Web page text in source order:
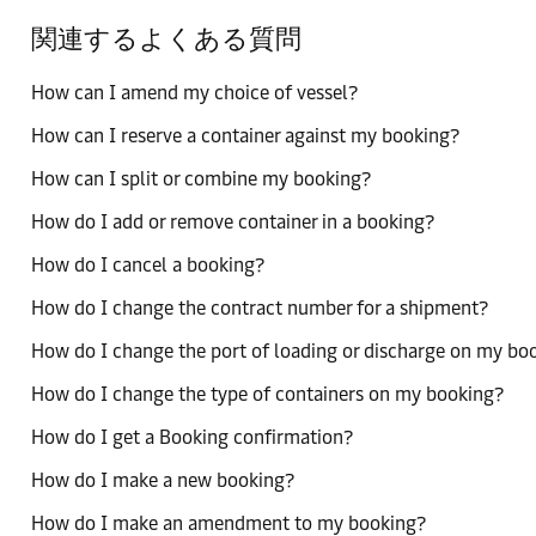
関連するよくある質問
How can I amend my choice of vessel?
How can I reserve a container against my booking?
How can I split or combine my booking?
How do I add or remove container in a booking?
How do I cancel a booking?
How do I change the contract number for a shipment?
How do I change the port of loading or discharge on my
How do I change the type of containers on my booking?
How do I get a Booking confirmation?
How do I make a new booking?
How do I make an amendment to my booking?